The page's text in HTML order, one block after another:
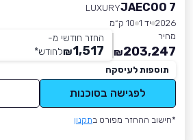
JAECOO 7
LUXURY
2026 יד 1
10 ק״מ
מחיר
203,247
₪
החזר חודשי מ-
1,517
₪לחודש*
תוספות לעיסקה
לפגישה בסוכנות
*חישוב ההחזר מפורט בתקנון